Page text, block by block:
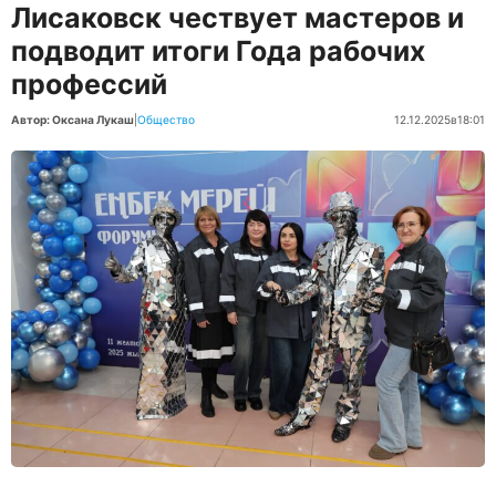
Лисаковск чествует мастеров и
подводит итоги Года рабочих
профессий
Автор: Оксана Лукаш Общество 12.12.2025в18:01